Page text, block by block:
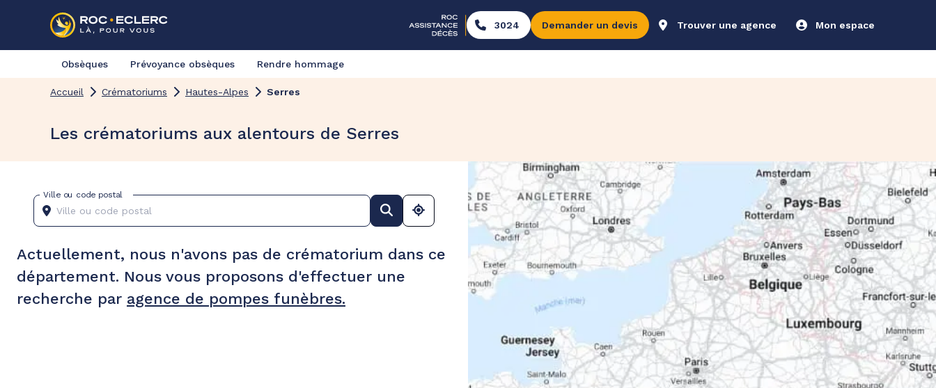
3024 Demander un devis Trouver une agence Mon espace
Obsèques Prévoyance obsèques Rendre hommage
Accueil Crématoriums Hautes-Alpes Serres
Les crématoriums aux alentours de Serres
Ville ou code postal
Actuellement, nous n'avons pas de crématorium dans ce
département. Nous vous proposons d'effectuer une
recherche par agence de pompes funèbres.